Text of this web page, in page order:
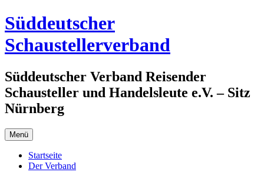
Zum
Inhalt
springen
Süddeutscher
Schaustellerverband
Süddeutscher Verband Reisender
Schausteller und Handelsleute e.V. – Sitz
Nürnberg
Menü
Startseite
Der Verband